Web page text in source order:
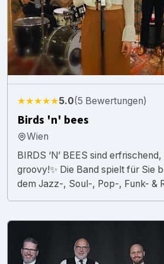
★★★★★5.0(5 Bewertungen)
Birds 'n' bees
Wien
BIRDS ‘N’ BEES sind
groovy!✨ Die Band spielt für Sie
dem Jazz-, Soul-, Pop-, Funk- &